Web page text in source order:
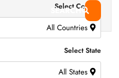
Select Country
All Countries
Select State
All States
SEARCH